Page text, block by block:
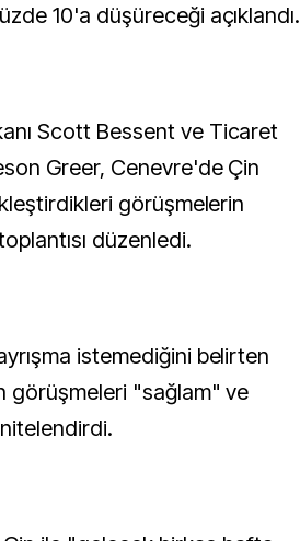
10'a düşüreceği açıklandı.
Scott Bessent ve Ticaret
Greer, Cenevre'de Çin
görüşmelerin
düzenledi.
istemediğini belirten
görüşmeleri "sağlam" ve